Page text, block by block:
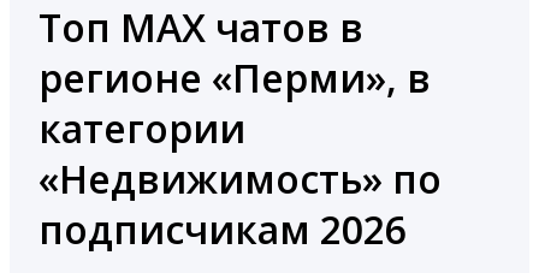
Топ MAX чатов в
регионе «Перми», в
категории
«Недвижимость» по
подписчикам 2026